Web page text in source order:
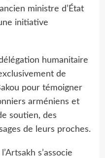
ministre d’État
initiative
humanitaire
de
pour témoigner
arméniens et
soutien, des
de leurs proches.
s’associe